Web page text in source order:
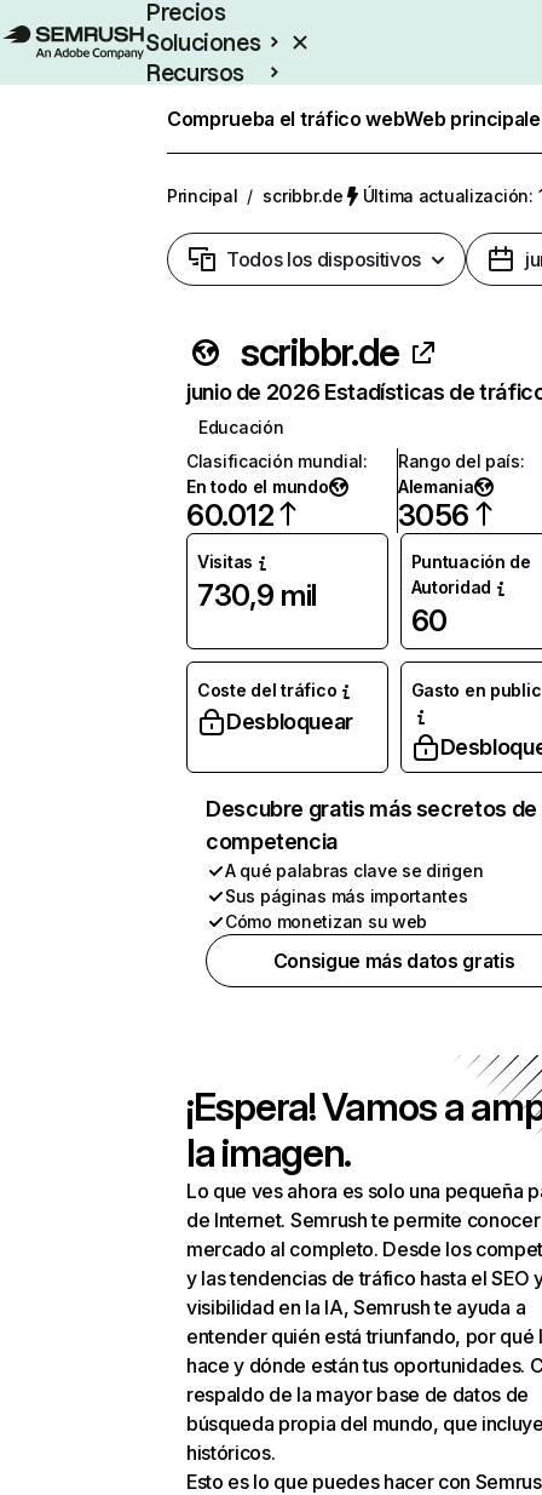
Precios
Soluciones
Recursos
Comprueba el tráfico webWeb
Principal / scribbr.de Última actualización:
Todos los dispositivos
scribbr.de
junio de 2026 Estadísticas de
Educación
Clasificación mundial:
En todo el mundo
60.012
Rango del país:
Alemania
3056
Visitas
730,9 mil
Puntuación de
Autoridad
60
Coste del tráfico
Desbloquear
Gasto en
Descubre gratis más secretos de
competencia
A qué palabras clave se dirigen
Sus páginas más importantes
Cómo monetizan su web
Consigue más datos gratis
¡Espera! Vamos a
la imagen.
Lo que ves ahora es solo una pequeña
de Internet. Semrush te permite
mercado al completo. Desde los
y las tendencias de tráfico hasta el SEO
visibilidad en la IA, Semrush te ayuda a
entender quién está triunfando, por qué
hace y dónde están tus oportunidades.
respaldo de la mayor base de datos de
búsqueda propia del mundo, que
históricos.
Esto es lo que puedes hacer con